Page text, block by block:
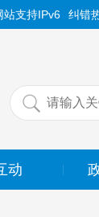
纠错
站支持IPv6
动